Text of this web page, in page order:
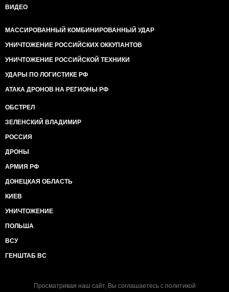
ВИДЕО
МАССИРОВАННЫЙ КОМБИНИРОВАННЫЙ УДАР
УНИЧТОЖЕНИЕ РОССИЙСКИХ ОККУПАНТОВ
УНИЧТОЖЕНИЕ РОССИЙСКОЙ ТЕХНИКИ
УДАРЫ ПО ЛОГИСТИКЕ РФ
АТАКА ДРОНОВ НА РЕГИОНЫ РФ
ОБСТРЕЛ
ЗЕЛЕНСКИЙ ВЛАДИМИР
РОССИЯ
ДРОНЫ
АРМИЯ РФ
ДОНЕЦКАЯ ОБЛАСТЬ
КИЕВ
УНИЧТОЖЕНИЕ
ПОЛЬША
ВСУ
ГЕНШТАБ ВС
Просматривая наш сайт, Вы соглашаетесь с политикой